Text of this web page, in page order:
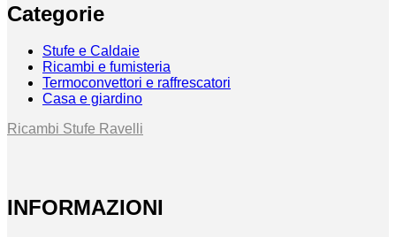
Categorie
Stufe e Caldaie
Ricambi e fumisteria
Termoconvettori e raffrescatori
Casa e giardino
Ricambi Stufe Ravelli
INFORMAZIONI